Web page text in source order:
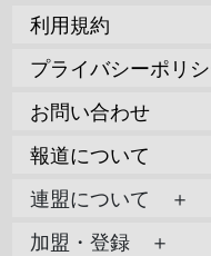
利用規約
プライバシーポリ
お問い合わせ
報道について
連盟について ＋
加盟・登録 ＋